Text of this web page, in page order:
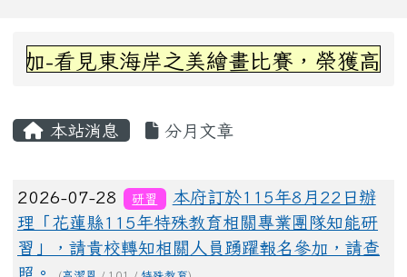
上中區域內容
加-看見東海岸之美繪畫比賽，榮獲高年
本站消息 分月文章
文章列表
2026-07-28 研習
本府訂於115年8月22日辦
理「花蓮縣115年特殊教育相關專業團隊知能研
習」，請貴校轉知相關人員踴躍報名參加，請查
照。